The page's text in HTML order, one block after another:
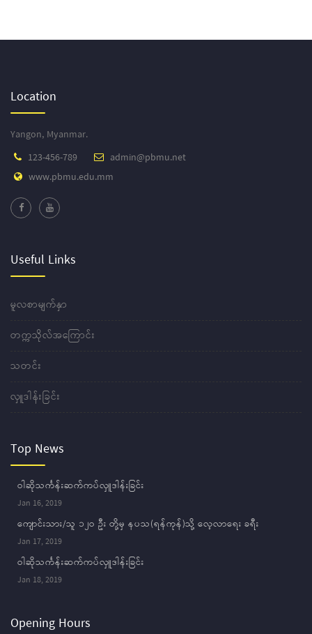
Location
Yangon, Myanmar.
123-456-789
admin@pbmu.net
www.pbmu.edu.mm
Useful Links
မူလစာမျက်နှာ
တက္ကသိုလ်အကြောင်း
သတင်း
လှူဒါန်းခြင်း
Top News
ဝါဆိုသင်္ကန်းဆက်ကပ်လှူဒါန်းခြင်း
Jan 16, 2019
ကျောင်းသား/သူ ၁၂ဝ ဦး တို့မှ နပသ(ရန်ကုန်)သို့ လေ့လာရေး ခရီး
Jan 17, 2019
ဝါဆိုသင်္ကန်းဆက်ကပ်လှူဒါန်းခြင်း
Jan 18, 2019
Opening Hours